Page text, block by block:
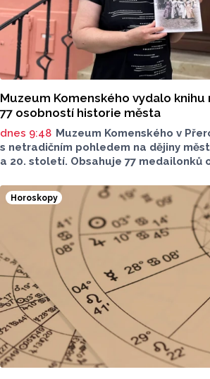
Muzeum Komenského vydalo knihu
77 osobností historie města
dnes 9:48 Muzeum Komenského v
s netradičním pohledem na dějiny
a 20. století. Obsahuje 77 medailonků
jsou doplněny dobovými snímky.
Šárky Krákorové Pajůrkové tomu
pátrání po jejich osudech. Kniha
letošního 770. výročí povýšení Přerova
sdělila ČTK mluvčí radnice Lenka
Horoskopy